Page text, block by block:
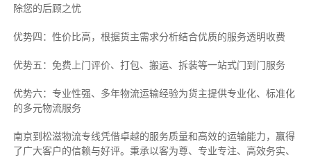
除您的后顾之忧
优势四：性价比高，根据货主需求分析结合优质的服务透明收费
优势五：免费上门评价、打包、搬运、拆装等一站式门到门服务
优势六：专业性强、多年物流运输经验为货主提供专业化、标准化
的多元物流服务
南京到松滋物流专线凭借卓越的服务质量和高效的运输能力，赢得
了广大客户的信赖与好评。 秉承以客为尊、专业专注、高效务实、